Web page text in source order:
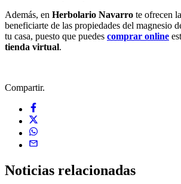
Además, en Herbolario Navarro te ofrecen
beneficiarte de las propiedades del magnesio
tu casa, puesto que puedes comprar online
tienda virtual.
Compartir.
Noticias relacionadas